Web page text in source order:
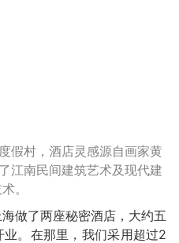
假村，酒店灵感源自画家黄
江南民间建筑艺术及现代建
。
做了两座秘密酒店，大约五
。在那里，我们采用超过2